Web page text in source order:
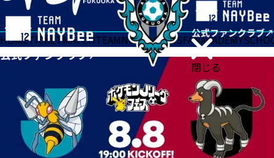
閉じる
HOMETICKETMATCHTEAMNEWSGOODSFANACADEMY